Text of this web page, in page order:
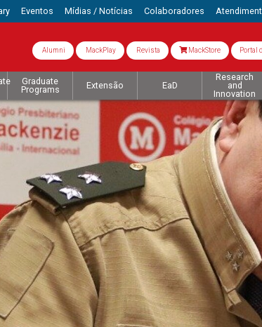
Eventos Mídias / Notícias Colaboradores
Alumni MackPlay Revista MackStore Portal
Graduate
Programs
Extensão EaD
Research
and
Innovation